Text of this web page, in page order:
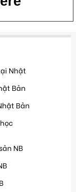
Nhật
Bản
Bản
NB